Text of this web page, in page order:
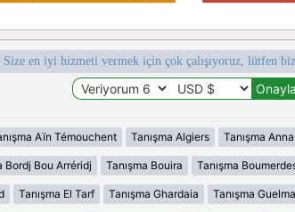
Size en iyi hizmeti vermek için çok çalışıyoruz, lütfen
Aïn Témouchent Tanışma Algiers Tanışma
Bordj Bou Arréridj Tanışma Bouira Tanışma
Tanışma El Tarf Tanışma Ghardaia Tanışma Guelma